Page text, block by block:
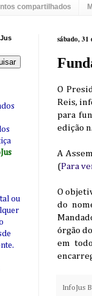
compartilhados
sábado, 31
O
Reis,
para
edição
A
(Para
O
do
órgão
em
InfoJus
ou